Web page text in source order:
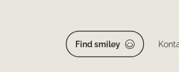
Find smiley